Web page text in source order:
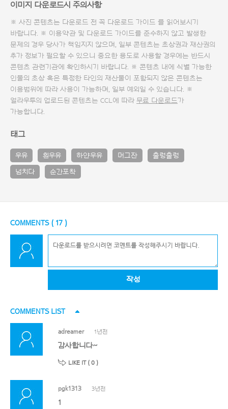
이미지 다운로드시 주의사항
※ 사진 콘텐츠는 다운로드 전 꼭 다운로드 가이드 를 읽어보시기
바랍니다. ※ 이용약관 및 다운로드 가이드를 준수하지 않고 발생한
문제의 경우 당사가 책임지지 않으며, 일부 콘텐츠는 초상권과 재산권의
추가 정보가 필요할 수 있으니 중요한 용도로 사용할 경우에는 반드시
콘텐츠 관련기관에 확인하시기 바랍니다. ※ 콘텐츠 내에 식별 가능한
인물의 초상 혹은 특정한 타인의 재산물이 포함되지 않은 콘텐츠는
이용범위에 따라 사용이 가능하며, 일부 예외일 수 있습니다. ※
얼라우투의 업로드된 콘텐츠는 CCL에 따라 무료 다운로드가
가능합니다.
태그
우유 흰우유 하얀우유 머그잔 출렁출렁
넘치다 순간포착
COMMENTS ( 17 )
작성
COMMENTS LIST
adreamer 1년전
감사합니다~
LIKE IT ( 0 )
pgk1313 3년전
1